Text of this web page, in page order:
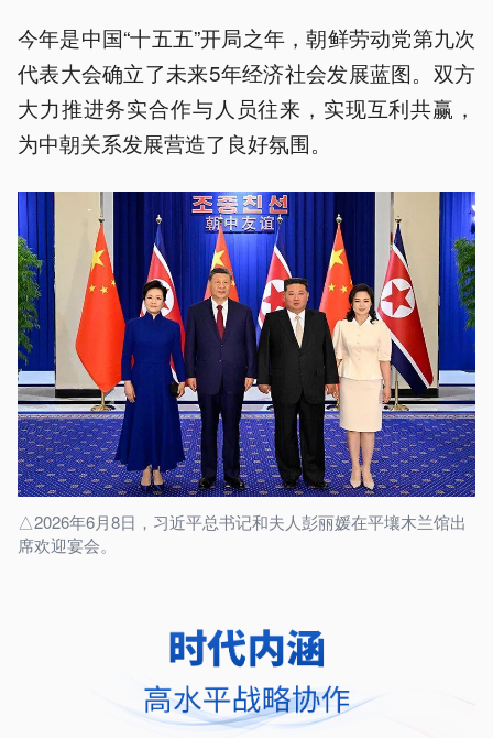
今年是中国“十五五”开局之年，朝鲜劳动党第九次
代表大会确立了未来5年经济社会发展蓝图。双方
大力推进务实合作与人员往来，实现互利共赢，
为中朝关系发展营造了良好氛围。
△2026年6月8日，习近平总书记和夫人彭丽媛在平壤木兰馆出
席欢迎宴会。